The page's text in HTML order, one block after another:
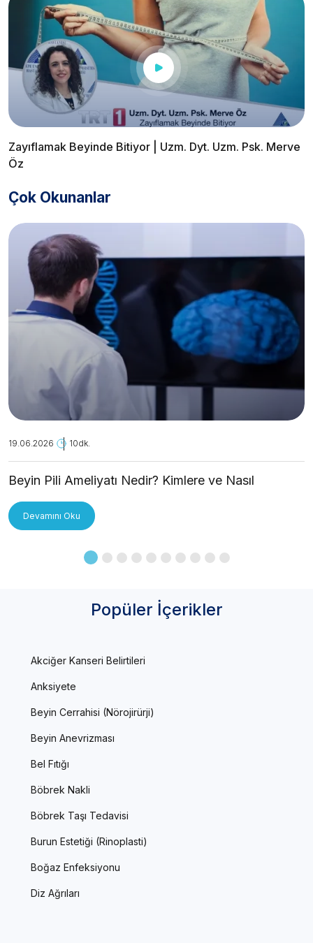
Zayıflamak Beyinde Bitiyor | Uzm. Dyt. Uzm. Psk. Merve
Öz
Çok Okunanlar
19.06.2026 10dk.
Beyin Pili Ameliyatı Nedir? Kimlere ve Nasıl
Devamını Oku
Popüler İçerikler
Akciğer Kanseri Belirtileri
Anksiyete
Beyin Cerrahisi (Nörojirürji)
Beyin Anevrizması
Bel Fıtığı
Böbrek Nakli
Böbrek Taşı Tedavisi
Burun Estetiği (Rinoplasti)
Boğaz Enfeksiyonu
Diz Ağrıları